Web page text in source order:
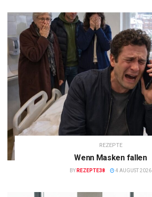
REZEPTE
Wenn Masken fallen
BY REZEPTE38 4 AUGUST 2026